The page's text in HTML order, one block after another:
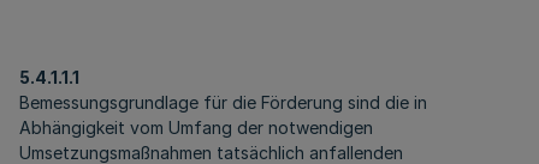
5.4.1.1.1
Bemessungsgrundlage für die Förderung sind die in
Abhängigkeit vom Umfang der notwendigen
Umsetzungsmaßnahmen tatsächlich anfallenden